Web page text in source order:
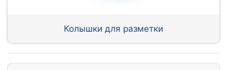
Колышки для разметки